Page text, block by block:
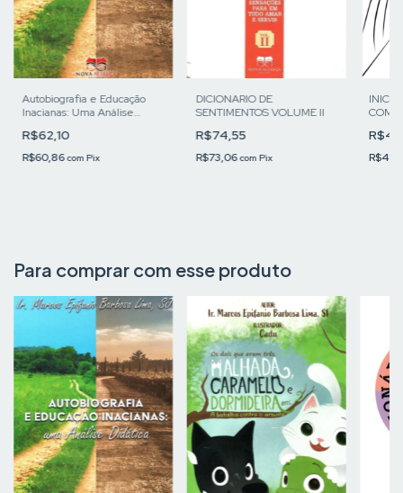
Autobiografia e Educação
Inacianas: Uma Análise
R$62,10
R$60,86com Pix
DICIONARIO DE
SENTIMENTOS VOLUME II
R$74,55
R$73,06com Pix
COM
DE
Para comprar com esse produto